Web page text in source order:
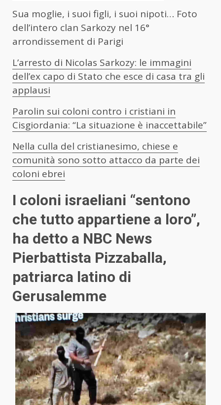
Sua moglie, i suoi figli, i suoi nipoti… Foto
dell’intero clan Sarkozy nel 16°
arrondissement di Parigi
L’arresto di Nicolas Sarkozy: le immagini
dell’ex capo di Stato che esce di casa tra gli
applausi
Parolin sui coloni contro i cristiani in
Cisgiordania: “La situazione è inaccettabile”
Nella culla del cristianesimo, chiese e
comunità sono sotto attacco da parte dei
coloni ebrei
I coloni israeliani “sentono
che tutto appartiene a loro”,
ha detto a NBC News
Pierbattista Pizzaballa,
patriarca latino di
Gerusalemme